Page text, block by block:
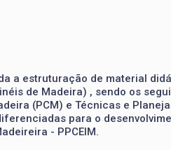
a estruturação de material
de Madeira) , sendo os
(PCM) e Técnicas e
para o
- PPCEIM.